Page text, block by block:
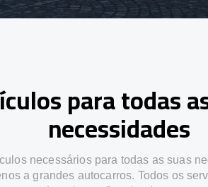
para todas
necessidades
necessários para todas as suas
a grandes autocarros. Todos os